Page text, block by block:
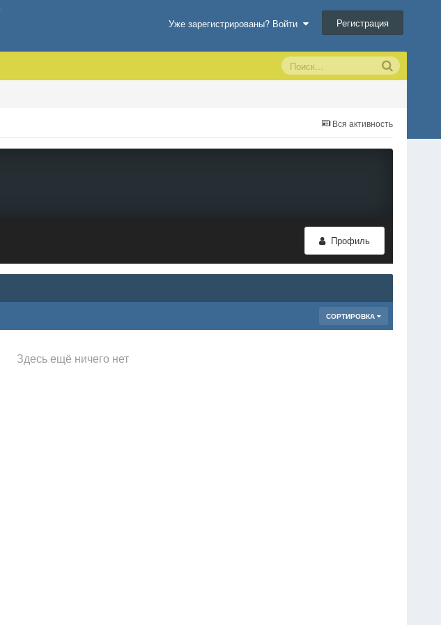
Уже зарегистрированы? Войти Регистрация
Вся активность
Профиль
СОРТИРОВКА
Здесь ещё ничего нет